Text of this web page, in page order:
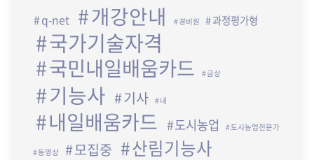
q-net 개강안내 경비원 과정평가형
국가기술자격
국민내일배움카드 금상
기능사 기사 내
내일배움카드 도시농업 도시농업전문가
동영상 모집중 산림기능사